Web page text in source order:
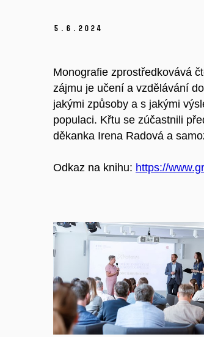
5. 6. 2024
Monografie zprostředkovává
zájmu je učení a vzdělávání
jakými způsoby a s jakými
populaci. Křtu se zúčastnili
děkanka Irena Radová a
Odkaz na knihu: https://